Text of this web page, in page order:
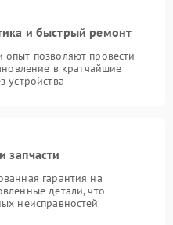
и быстрый ремонт
позволяют провести
в кратчайшие
устройства
запчасти
гарантия на
детали, что
неисправностей